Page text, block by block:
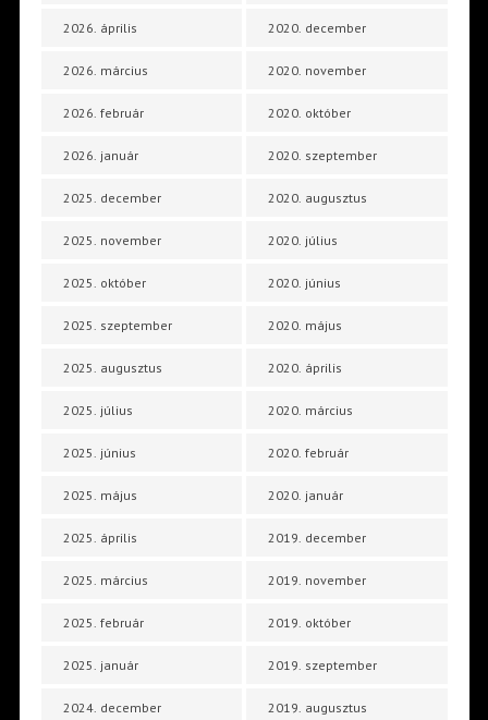
2026. április
2026. március
2026. február
2026. január
2025. december
2025. november
2025. október
2025. szeptember
2025. augusztus
2025. július
2025. június
2025. május
2025. április
2025. március
2025. február
2025. január
2024. december
2020. december
2020. november
2020. október
2020. szeptember
2020. augusztus
2020. július
2020. június
2020. május
2020. április
2020. március
2020. február
2020. január
2019. december
2019. november
2019. október
2019. szeptember
2019. augusztus